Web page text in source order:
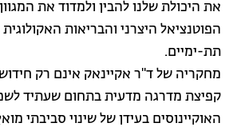
את היכולת שלנו להבין ולמדוד את המגוון
הפוטנציאל היצרני והבריאות האקולוגית
תת-ימיים.
מחקריה של ד"ר אקיינאק אינם רק חידוש
קפיצת מדרגה מדעית בתחום שעתיד
האוקיינוסים בעידן של שינוי סביבתי